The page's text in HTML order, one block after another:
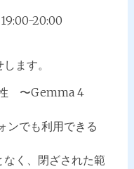
20:00
ます。
性 〜Gemma 4
ンでも利用できる
く、閉ざされた範